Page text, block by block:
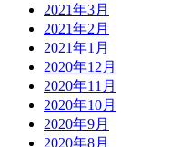
2021年3月
2021年2月
2021年1月
2020年12月
2020年11月
2020年10月
2020年9月
2020年8月